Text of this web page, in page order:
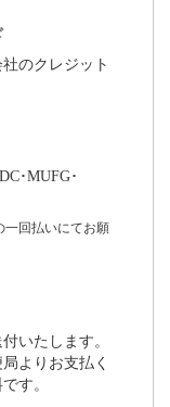
のクレジット
･MUFG･
回払いにてお願
いたします。
よりお支払く
す。